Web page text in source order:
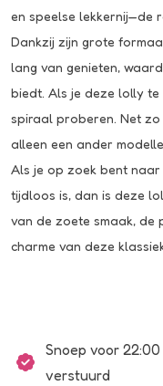
en speelse lekkernij—de
Dankzij zijn grote
lang van genieten,
biedt. Als je deze lolly
spiraal proberen. Net
alleen een ander
Als je op zoek bent
tijdloos is, dan is deze
van de zoete smaak, de
charme van deze
Snoep voor
verstuurd